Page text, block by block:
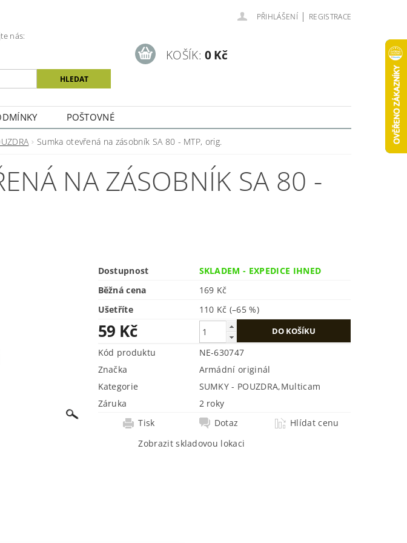
nás:
PŘIHLÁŠENÍ | REGISTRACE
KOŠÍK: 0 Kč
POŠTOVNÉ
Sumka otevřená na zásobník SA 80 - MTP, orig.
NA ZÁSOBNÍK SA 80 -
Dostupnost
SKLADEM - EXPEDICE IHNED
Běžná cena
169 Kč
Ušetříte
110 Kč (–65 %)
59 Kč
Kód produktu
NE-630747
Značka
Armádní originál
Kategorie
SUMKY - POUZDRA,Multicam
Záruka
2 roky
Tisk
Dotaz
Hlídat cenu
Zobrazit skladovou lokaci